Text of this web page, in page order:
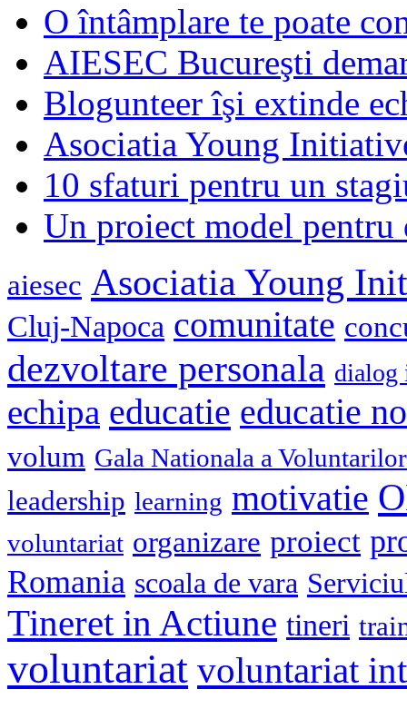
O întâmplare te poate
AIESEC Bucureşti
Blogunteer îşi extinde
Asociatia Young
10 sfaturi pentru un
Un proiect model
aiesec Asociatia Young
Cluj-Napoca comunitate
dezvoltare personala dialog
echipa educatie educatie
volum Gala Nationala a Voluntarilor
leadership learning motivatie
voluntariat organizare proiect
Romania scoala de vara
Tineret in Actiune tineri
voluntariat voluntariat